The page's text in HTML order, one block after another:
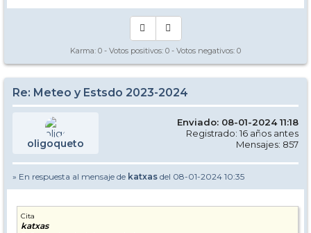
Karma: 0 - Votos positivos: 0 - Votos negativos: 0
Re: Meteo y Estsdo 2023-2024
oligoqueto
Enviado: 08-01-2024 11:18
Registrado: 16 años antes
Mensajes: 857
» En respuesta al mensaje de katxas del 08-01-2024 10:35
Cita
katxas